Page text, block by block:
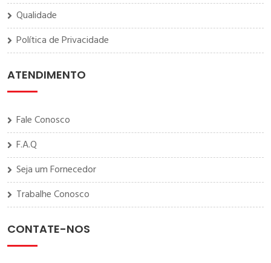
Qualidade
Política de Privacidade
ATENDIMENTO
Fale Conosco
F.A.Q
Seja um Fornecedor
Trabalhe Conosco
CONTATE-NOS